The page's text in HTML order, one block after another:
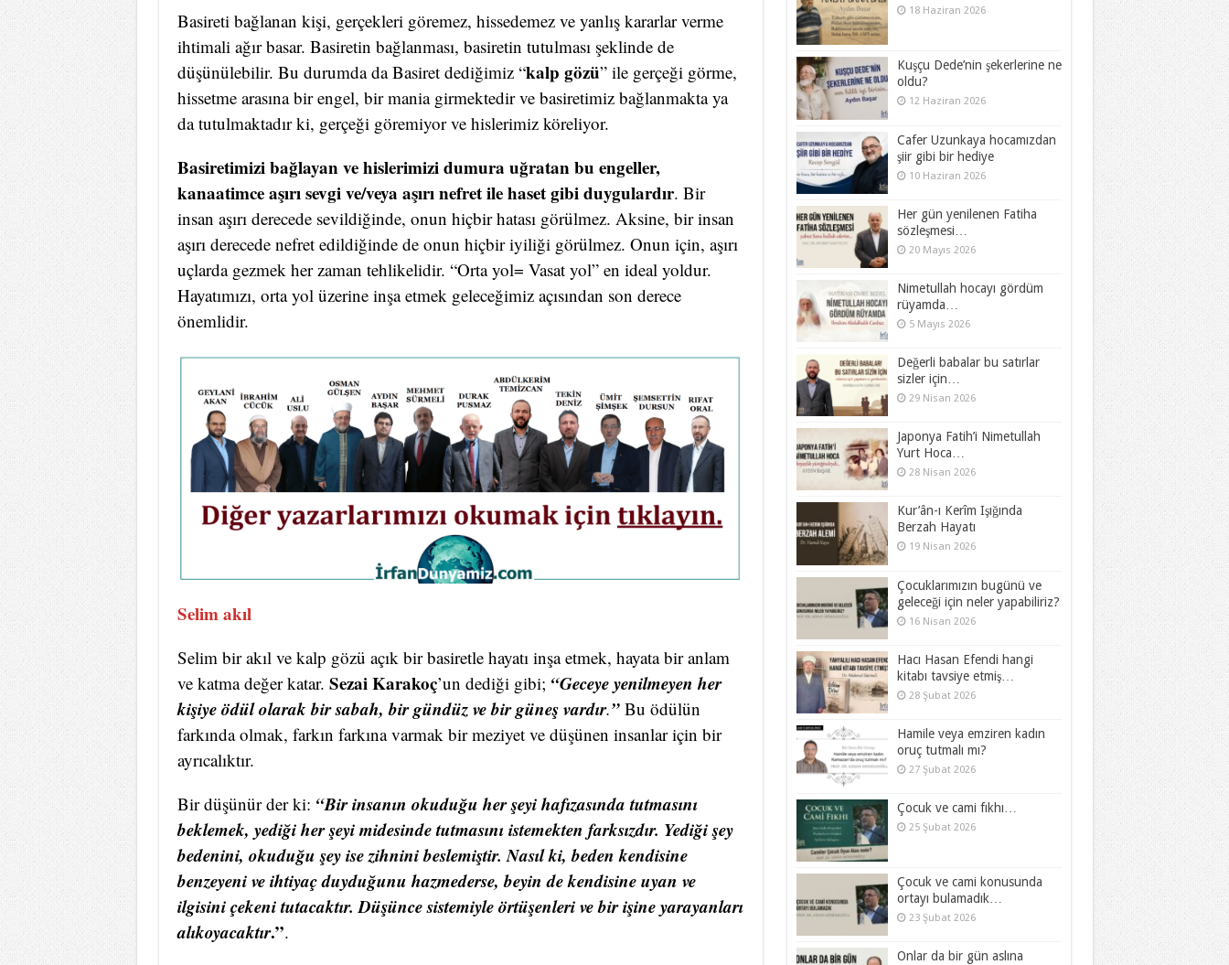
Basireti bağlanan kişi, gerçekleri göremez, hissedemez ve yanlış kararlar verme
ihtimali ağır basar. Basiretin bağlanması, basiretin tutulması şeklinde de
düşünülebilir. Bu durumda da Basiret dediğimiz “kalp gözü” ile gerçeği görme,
hissetme arasına bir engel, bir mania girmektedir ve basiretimiz bağlanmakta ya
da tutulmaktadır ki, gerçeği göremiyor ve hislerimiz köreliyor.
Basiretimizi bağlayan ve hislerimizi dumura uğratan bu engeller,
kanaatimce aşırı sevgi ve/veya aşırı nefret ile haset gibi duygulardır. Bir
insan aşırı derecede sevildiğinde, onun hiçbir hatası görülmez. Aksine, bir insan
aşırı derecede nefret edildiğinde de onun hiçbir iyiliği görülmez. Onun için, aşırı
uçlarda gezmek her zaman tehlikelidir. “Orta yol= Vasat yol” en ideal yoldur.
Hayatımızı, orta yol üzerine inşa etmek geleceğimiz açısından son derece
önemlidir.
Selim akıl
Selim bir akıl ve kalp gözü açık bir basiretle hayatı inşa etmek, hayata bir anlam
ve katma değer katar. Sezai Karakoç’un dediği gibi; “Geceye yenilmeyen her
kişiye ödül olarak bir sabah, bir gündüz ve bir güneş vardır.”Bu ödülün
farkında olmak, farkın farkına varmak bir meziyet ve düşünen insanlar için bir
ayrıcalıktır.
Bir düşünür der ki: “Bir insanın okuduğu her şeyi hafızasında tutmasını
beklemek, yediği her şeyi midesinde tutmasını istemekten farksızdır. Yediği şey
bedenini, okuduğu şey ise zihnini beslemiştir. Nasıl ki, beden kendisine
benzeyeni ve ihtiyaç duyduğunu hazmederse, beyin de kendisine uyan ve
ilgisini çekeni tutacaktır. Düşünce sistemiyle örtüşenleri ve bir işine yarayanları
alıkoyacaktır.”.
18 Haziran 2026
Kuşçu Dede’nin şekerlerine ne
oldu?
12 Haziran 2026
Cafer Uzunkaya hocamızdan
şiir gibi bir hediye
10 Haziran 2026
Her gün yenilenen Fatiha
sözleşmesi…
20 Mayıs 2026
Nimetullah hocayı gördüm
rüyamda…
5 Mayıs 2026
Değerli babalar bu satırlar
sizler için…
29 Nisan 2026
Japonya Fatih’i Nimetullah
Yurt Hoca…
28 Nisan 2026
Kur’ân-ı Kerîm Işığında
Berzah Hayatı
19 Nisan 2026
Çocuklarımızın bugünü ve
geleceği için neler yapabiliriz?
16 Nisan 2026
Hacı Hasan Efendi hangi
kitabı tavsiye etmiş…
28 Şubat 2026
Hamile veya emziren kadın
oruç tutmalı mı?
27 Şubat 2026
Çocuk ve cami fıkhı…
25 Şubat 2026
Çocuk ve cami konusunda
ortayı bulamadık…
23 Şubat 2026
Onlar da bir gün aslına